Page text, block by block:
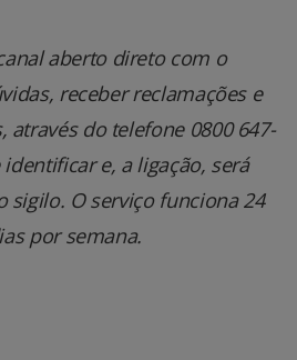
aberto direto com o
receber reclamações e
através do telefone 0800 647-
e, a ligação, será
sigilo. O serviço funciona 24
por semana.